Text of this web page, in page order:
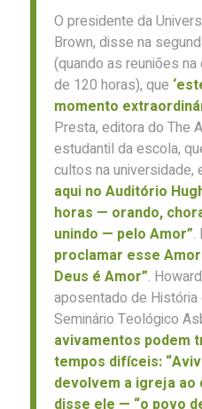
O presidente da
Brown, disse na
(quando as reuniões
de 120 horas), que
momento
Presta, editora do The
estudantil da escola,
cultos na universidade,
aqui no Auditório
horas — orando,
unindo — pelo Amor”.
proclamar esse
Deus é Amor”.
aposentado de
Seminário Teológico
avivamentos podem
tempos difíceis:
devolvem a igreja ao
disse ele — “o povo